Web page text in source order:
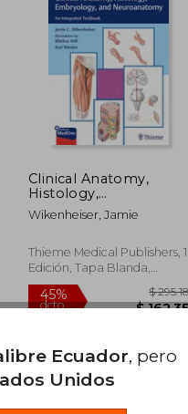
$ 37.15
45%
dcto.
Clinical Anatomy,
Histology,
Embryology, and
Neuroanatomy: An
(en Inglés)
Wikenheiser, Jamie
Thieme Medical Publishers, 1
Edición, Tapa Blanda,
Nuevo
Ecuador, pero
Unidos